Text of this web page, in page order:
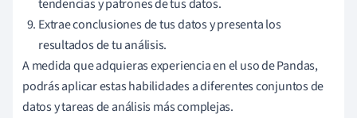
tendencias y patrones de tus datos.
Extrae conclusiones de tus datos y presenta los
resultados de tu análisis.
A medida que adquieras experiencia en el uso de Pandas,
podrás aplicar estas habilidades a diferentes conjuntos de
datos y tareas de análisis más complejas.